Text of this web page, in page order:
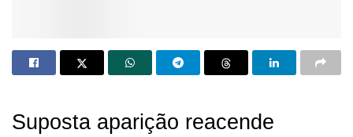
Suposta aparição reacende